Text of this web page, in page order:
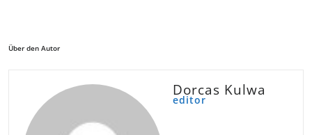
Über den Autor
Dorcas Kulwa
editor